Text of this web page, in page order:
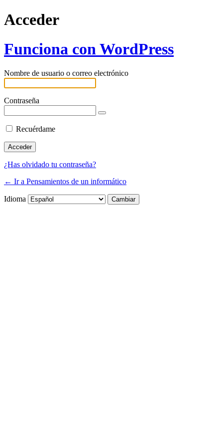
Acceder
Funciona con WordPress
Nombre de usuario o correo electrónico
Contraseña
Recuérdame
¿Has olvidado tu contraseña?
← Ir a Pensamientos de un informático
Idioma